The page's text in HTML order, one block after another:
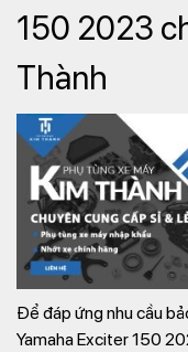
150 2023
Thành
Để đáp ứng nhu cầu
Yamaha Exciter 150